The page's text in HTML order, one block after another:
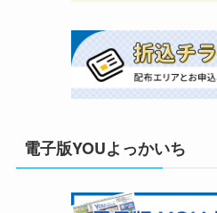
電子版YOUよっかいち